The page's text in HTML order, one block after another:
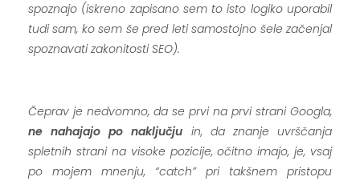
spoznajo (iskreno zapisano sem to isto logiko uporabil
tudi sam, ko sem še pred leti samostojno šele začenjal
spoznavati zakonitosti SEO).
Čeprav je nedvomno, da se prvi na prvi strani Googla,
ne nahajajo po naključju in, da znanje uvrščanja
spletnih strani na visoke pozicije, očitno imajo, je, vsaj
po mojem mnenju, “catch” pri takšnem pristopu